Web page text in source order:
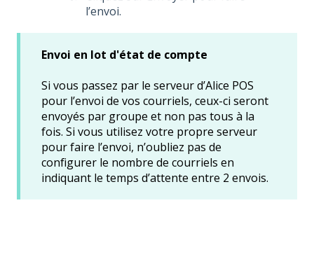
l’envoi.
Envoi en lot d'état de compte
Si vous passez par le serveur d’Alice POS
pour l’envoi de vos courriels, ceux-ci seront
envoyés par groupe et non pas tous à la
fois. Si vous utilisez votre propre serveur
pour faire l’envoi, n’oubliez pas de
configurer le nombre de courriels en
indiquant le temps d’attente entre 2 envois.